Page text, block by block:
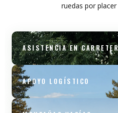
ruedas por
ASISTENCIA EN
APOYO LOGÍSTICO